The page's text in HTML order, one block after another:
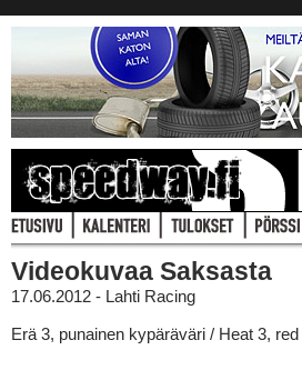
Videokuvaa Saksasta
17.06.2012 - Lahti Racing
Erä 3, punainen kypäräväri / Heat 3,